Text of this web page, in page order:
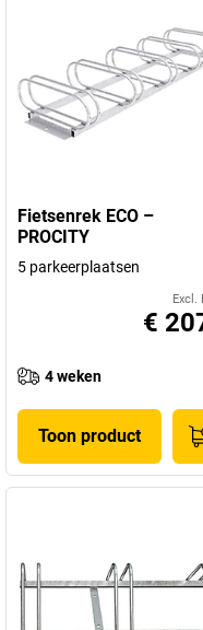
Fietsenrek ECO –
PROCITY
5 parkeerplaatsen
Excl.
€
4 weken
Toon product